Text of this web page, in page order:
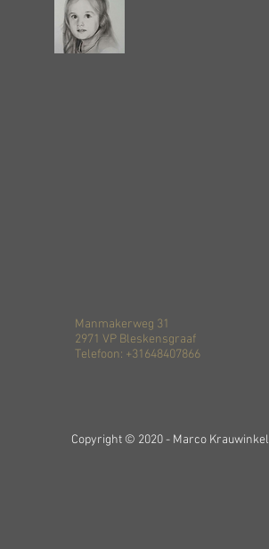
Manmakerweg 31
2971 VP Bleskensgraaf
Telefoon: +31648407866
Copyright © 2020 - Marco Krauwinkel